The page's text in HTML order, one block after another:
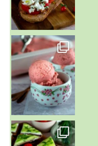
~ NICE CREAM À LA FRAISE ~
Presque un mois que